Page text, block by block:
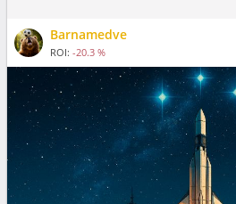
Barnamedve
ROI: -20.3 %